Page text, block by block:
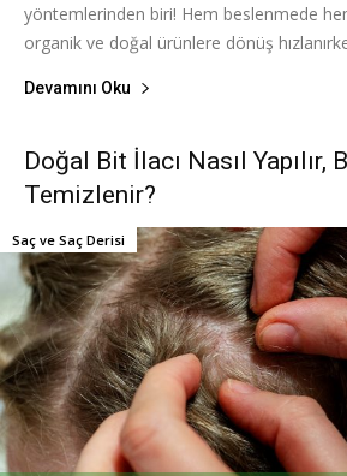
yöntemlerinden biri! Hem beslenmede
organik ve doğal ürünlere dönüş
Devamını Oku
Doğal Bit İlacı Nasıl Yapılır,
Temizlenir?
Saç ve Saç Derisi